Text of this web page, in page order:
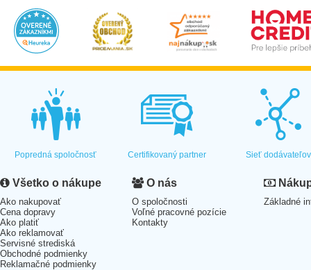
Popredná spoločnosť Certifikovaný partner Sieť dodávateľov
Všetko o nákupe
Ako nakupovať
Cena dopravy
Ako platiť
Ako reklamovať
Servisné strediská
Obchodné podmienky
Reklamačné podmienky
O nás
O spoločnosti
Voľné pracovné pozície
Kontakty
Základné